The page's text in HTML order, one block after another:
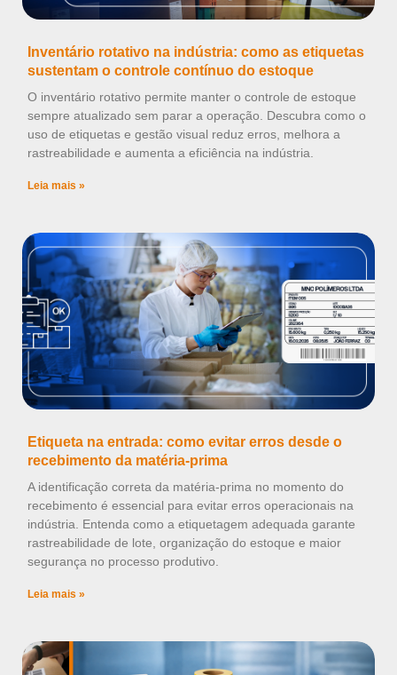
Inventário rotativo na indústria: como as etiquetas
sustentam o controle contínuo do estoque
O inventário rotativo permite manter o controle de estoque
sempre atualizado sem parar a operação. Descubra como o
uso de etiquetas e gestão visual reduz erros, melhora a
rastreabilidade e aumenta a eficiência na indústria.
Leia mais »
Etiqueta na entrada: como evitar erros desde o
recebimento da matéria-prima
A identificação correta da matéria-prima no momento do
recebimento é essencial para evitar erros operacionais na
indústria. Entenda como a etiquetagem adequada garante
rastreabilidade de lote, organização do estoque e maior
segurança no processo produtivo.
Leia mais »